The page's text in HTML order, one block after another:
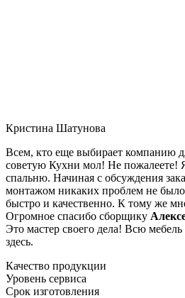
Кристина Шатунова
Всем, кто еще выбирает компанию
советую Кухни мол! Не пожалеете!
спальню. Начиная с обсуждения
монтажом никаких проблем не
быстро и качественно. К тому же
Огромное спасибо сборщику
Это мастер своего дела! Всю мебель
здесь.
Качество продукции
Уровень сервиса
Срок изготовления